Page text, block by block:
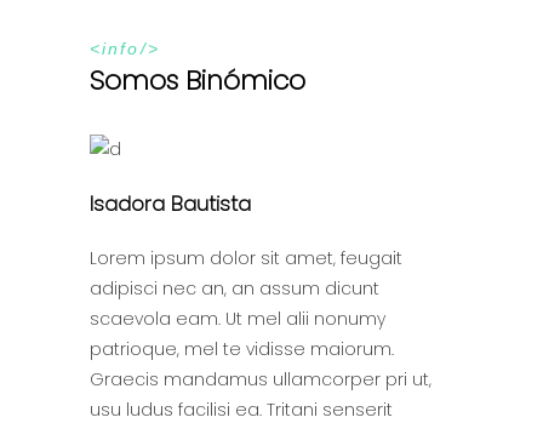
info
Somos Binómico
Isadora Bautista
Lorem ipsum dolor sit amet, feugait
adipisci nec an, an assum dicunt
scaevola eam. Ut mel alii nonumy
patrioque, mel te vidisse maiorum.
Graecis mandamus ullamcorper pri ut,
usu ludus facilisi ea. Tritani senserit